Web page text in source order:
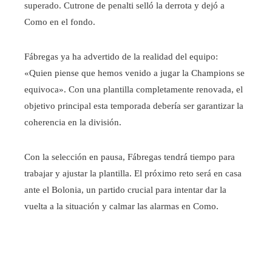
superado. Cutrone de penalti selló la derrota y dejó a
Como en el fondo.
Fábregas ya ha advertido de la realidad del equipo:
«Quien piense que hemos venido a jugar la Champions se
equivoca». Con una plantilla completamente renovada, el
objetivo principal esta temporada debería ser garantizar la
coherencia en la división.
Con la selección en pausa, Fábregas tendrá tiempo para
trabajar y ajustar la plantilla. El próximo reto será en casa
ante el Bolonia, un partido crucial para intentar dar la
vuelta a la situación y calmar las alarmas en Como.